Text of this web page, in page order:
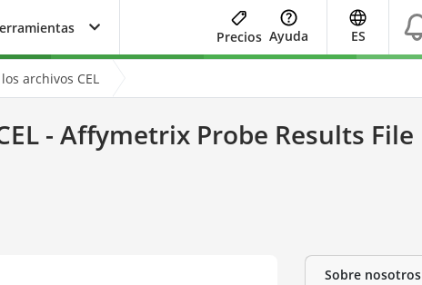
Precios Ayuda ES
archivos CEL
- Affymetrix Probe Results File
Sobre nosotros